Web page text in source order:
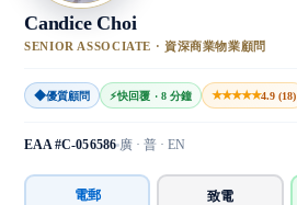
Candice Choi
SENIOR ASSOCIATE · 資深商業物業顧問
◆優質顧問 ⚡快回覆 · 8 分鐘 ★★★★★4.9 (18)
EAA #C-056586 廣 · 普 · EN
電郵 致電